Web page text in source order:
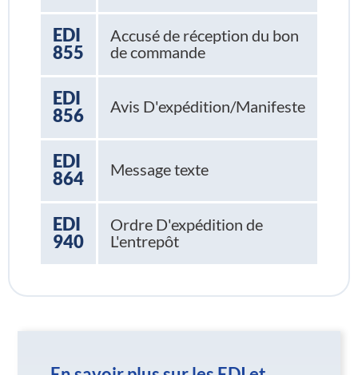
EDI
855
Accusé de réception du bon
de commande
EDI
856
Avis D'expédition/Manifeste
EDI
864
Message texte
EDI
940
Ordre D'expédition de
L'entrepôt